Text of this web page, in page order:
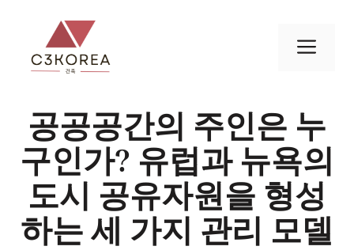
메
공공공간의 주인은 누
구인가? 유럽과 뉴욕의
도시 공유자원을 형성
하는 세 가지 관리 모델